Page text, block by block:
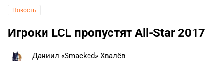
Новость
Игроки LCL пропустят All-Star 2017
Даниил «Smacked» Хвалёв